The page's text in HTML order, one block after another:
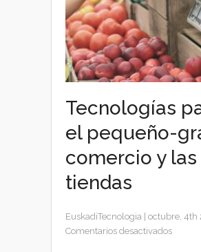
Tecnologías
el pequeño-
comercio y las
tiendas
EuskadiTecnologia octubre, 4th
Comentarios desactivadosen